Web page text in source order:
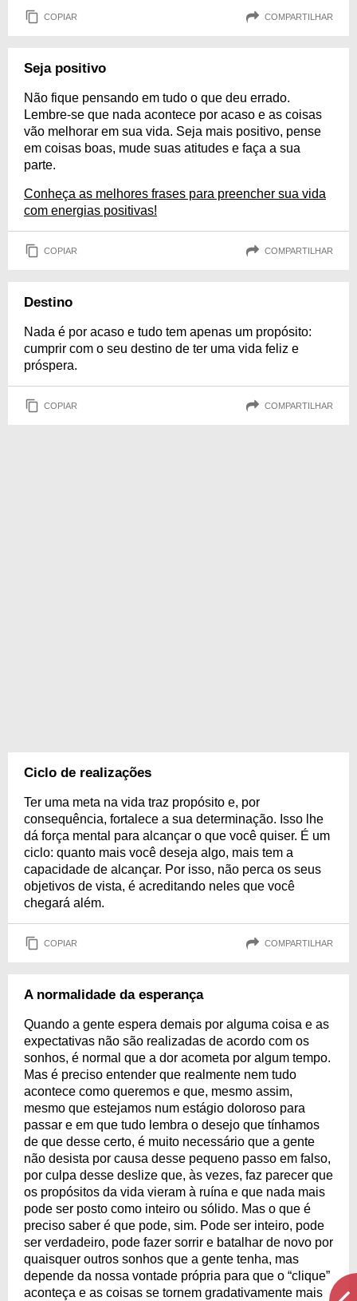
COPIAR COMPARTILHAR
Seja positivo
Não fique pensando em tudo o que deu errado.
Lembre-se que nada acontece por acaso e as coisas
vão melhorar em sua vida. Seja mais positivo, pense
em coisas boas, mude suas atitudes e faça a sua
parte.
Conheça as melhores frases para preencher sua vida
com energias positivas!
COPIAR COMPARTILHAR
Destino
Nada é por acaso e tudo tem apenas um propósito:
cumprir com o seu destino de ter uma vida feliz e
próspera.
COPIAR COMPARTILHAR
Ciclo de realizações
Ter uma meta na vida traz propósito e, por
consequência, fortalece a sua determinação. Isso lhe
dá força mental para alcançar o que você quiser. É um
ciclo: quanto mais você deseja algo, mais tem a
capacidade de alcançar. Por isso, não perca os seus
objetivos de vista, é acreditando neles que você
chegará além.
COPIAR COMPARTILHAR
A normalidade da esperança
Quando a gente espera demais por alguma coisa e as
expectativas não são realizadas de acordo com os
sonhos, é normal que a dor acometa por algum tempo.
Mas é preciso entender que realmente nem tudo
acontece como queremos e que, mesmo assim,
mesmo que estejamos num estágio doloroso para
passar e em que tudo lembra o desejo que tínhamos
de que desse certo, é muito necessário que a gente
não desista por causa desse pequeno passo em falso,
por culpa desse deslize que, às vezes, faz parecer que
os propósitos da vida vieram à ruína e que nada mais
pode ser posto como inteiro ou sólido. Mas o que é
preciso saber é que pode, sim. Pode ser inteiro, pode
ser verdadeiro, pode fazer sorrir e batalhar de novo por
quaisquer outros sonhos que a gente tenha, mas
depende da nossa vontade própria para que o “clique”
aconteça e as coisas se tornem gradativamente mais